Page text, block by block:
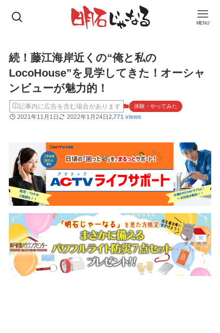
MENU
続！藤江海岸近くの“俺と私の
LocoHouse”を見学してきた！オーシャ
ンビューが魅力的！
記事内に広告を含む場合があります 体験・やってみた
2021年11月1日 2022年1月24日2,771 views